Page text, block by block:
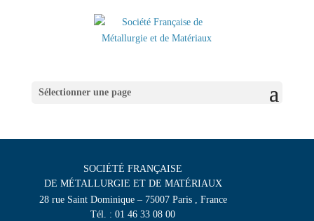
Sélectionner une page
SOCIÉTÉ FRANÇAISE
DE MÉTALLURGIE ET DE MATÉRIAUX
28 rue Saint Dominique – 75007 Paris , France
Tél. : 01 46 33 08 00